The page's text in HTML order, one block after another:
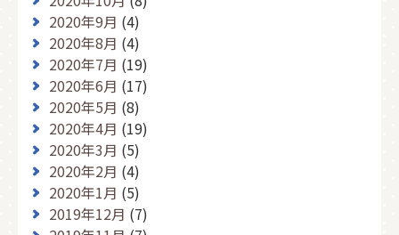
2020年9月 (4)
2020年8月 (4)
2020年7月 (19)
2020年6月 (17)
2020年5月 (8)
2020年4月 (19)
2020年3月 (5)
2020年2月 (4)
2020年1月 (5)
2019年12月 (7)